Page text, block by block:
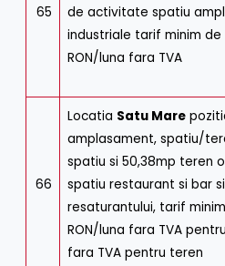
65
de activitate spatiu
industriale tarif minim de
RON/luna fara TVA
66
Locatia Satu Mare
amplasament, spatiu/
spatiu si 50,38mp teren
spatiu restaurant si bar
resaturantului, tarif
RON/luna fara TVA
fara TVA pentru teren